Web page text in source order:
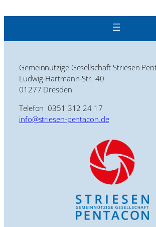
Gemeinnützige Gesellschaft Striesen
Ludwig-Hartmann-Str. 40
01277 Dresden
Telefon 0351 312 24 17
info@striesen-pentacon.de